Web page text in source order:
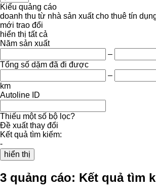
Kiểu quảng cáo
doanh thu từ nhà sản xuất cho thuê tín
mới trao đổi
hiển thị tất cả
Năm sản xuất
–
Tổng số dặm đã đi được
–
km
Autoline ID
Thiếu một số bộ lọc?
Đề xuất thay đổi
Kết quả tìm kiếm:
-
hiển thị
3 quảng cáo: Kết quả tìm